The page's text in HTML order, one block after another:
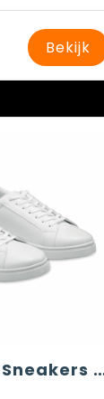
Bekijk
BLANCOS -